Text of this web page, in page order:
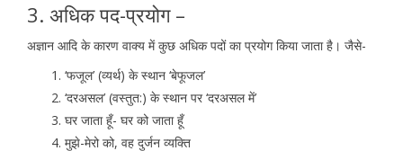
3. अधिक पद-प्रयोग –
अज्ञान आदि के कारण वाक्य में कुछ अधिक पदों का प्रयोग किया जाता है। जैसे-
‘फजूल’ (व्यर्थ) के स्थान ‘बेफूजल’
‘दरअसल’ (वस्तुत:) के स्थान पर ‘दरअसल में’
घर जाता हूँ- घर को जाता हूँ
मुझे-मेरो को, वह दुर्जन व्यक्ति